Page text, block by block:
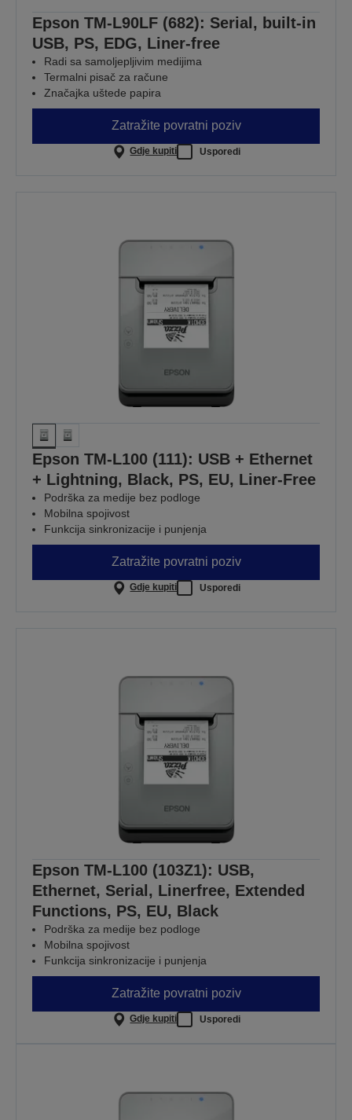
Epson TM-L90LF (682): Serial, built-in
USB, PS, EDG, Liner-free
Radi sa samoljepljivim medijima
Termalni pisač za račune
Značajka uštede papira
Zatražite povratni poziv
Gdje kupiti Usporedi
Epson TM-L100 (111): USB + Ethernet
+ Lightning, Black, PS, EU, Liner-Free
Podrška za medije bez podloge
Mobilna spojivost
Funkcija sinkronizacije i punjenja
Zatražite povratni poziv
Gdje kupiti Usporedi
Epson TM-L100 (103Z1): USB,
Ethernet, Serial, Linerfree, Extended
Functions, PS, EU, Black
Podrška za medije bez podloge
Mobilna spojivost
Funkcija sinkronizacije i punjenja
Zatražite povratni poziv
Gdje kupiti Usporedi